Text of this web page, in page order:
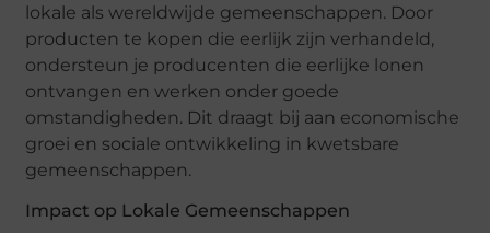
lokale als wereldwijde gemeenschappen. Door
producten te kopen die eerlijk zijn verhandeld,
ondersteun je producenten die eerlijke lonen
ontvangen en werken onder goede
omstandigheden. Dit draagt bij aan economische
groei en sociale ontwikkeling in kwetsbare
gemeenschappen.
Impact op Lokale Gemeenschappen